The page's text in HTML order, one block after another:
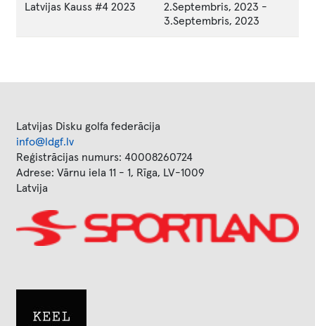
Latvijas Kauss #4 2023 2.Septembris, 2023 -
3.Septembris, 2023
Latvijas Disku golfa federācija
info@ldgf.lv
Reģistrācijas numurs: 40008260724
Adrese: Vārnu iela 11 - 1, Rīga, LV-1009
Latvija
Image